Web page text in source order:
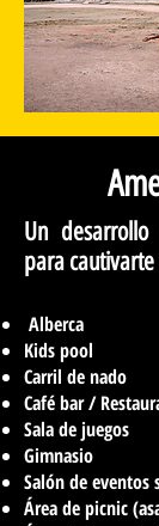
Un
para cautivarte
Alberca
Kids pool
Carril de nado
Café bar /
Sala de juegos
Gimnasio
Salón de eventos
Área de picnic